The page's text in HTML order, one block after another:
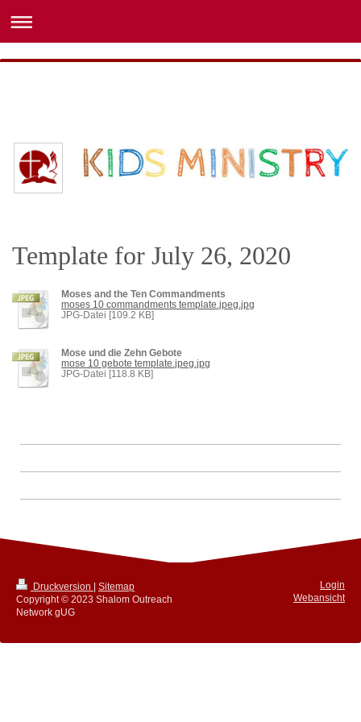
Template for July 26, 2020
Moses and the Ten Commandments
moses 10 commandments template.jpeg.jpg
JPG-Datei [109.2 KB]
Mose und die Zehn Gebote
mose 10 gebote template.jpeg.jpg
JPG-Datei [118.8 KB]
Druckversion | Sitemap
Copyright © 2023 Shalom Outreach
Network gUG
Login
Webansicht